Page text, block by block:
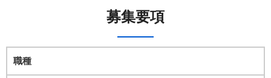
募集要項
職種